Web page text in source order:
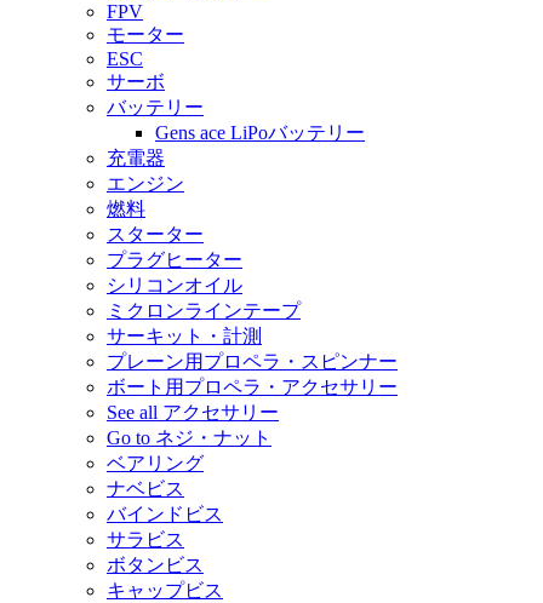
FPV
モーター
ESC
サーボ
バッテリー
Gens ace LiPoバッテリー
充電器
エンジン
燃料
スターター
プラグヒーター
シリコンオイル
ミクロンラインテープ
サーキット・計測
プレーン用プロペラ・スピンナー
ボート用プロペラ・アクセサリー
See all アクセサリー
Go to ネジ・ナット
ベアリング
ナベビス
バインドビス
サラビス
ボタンビス
キャップビス